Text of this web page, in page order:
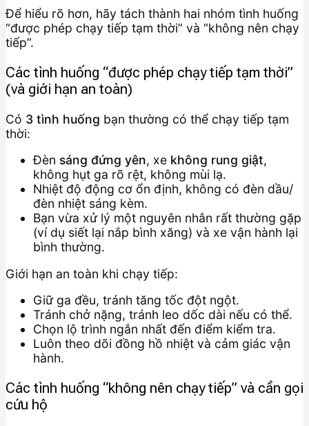
Để hiểu rõ hơn, hãy tách thành hai nhóm tình huống
“được phép chạy tiếp tạm thời” và “không nên chạy
tiếp”.
Các tình huống “được phép chạy tiếp tạm thời”
(và giới hạn an toàn)
Có 3 tình huống bạn thường có thể chạy tiếp tạm
thời:
Đèn sáng đứng yên, xe không rung giật,
không hụt ga rõ rệt, không mùi lạ.
Nhiệt độ động cơ ổn định, không có đèn dầu/
đèn nhiệt sáng kèm.
Bạn vừa xử lý một nguyên nhân rất thường gặp
(ví dụ siết lại nắp bình xăng) và xe vận hành lại
bình thường.
Giới hạn an toàn khi chạy tiếp:
Giữ ga đều, tránh tăng tốc đột ngột.
Tránh chở nặng, tránh leo dốc dài nếu có thể.
Chọn lộ trình ngắn nhất đến điểm kiểm tra.
Luôn theo dõi đồng hồ nhiệt và cảm giác vận
hành.
Các tình huống “không nên chạy tiếp” và cần gọi
cứu hộ